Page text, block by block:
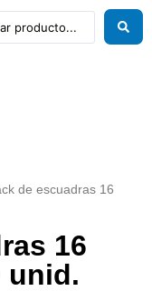
de escuadras 16
16
unid.